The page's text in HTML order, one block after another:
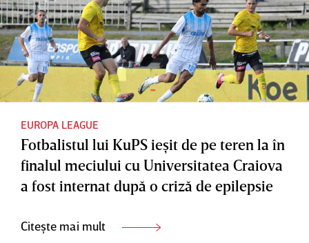
EUROPA LEAGUE
Fotbalistul lui KuPS ieşit de pe teren la în
finalul meciului cu Universitatea Craiova
a fost internat după o criză de epilepsie
Citește mai mult